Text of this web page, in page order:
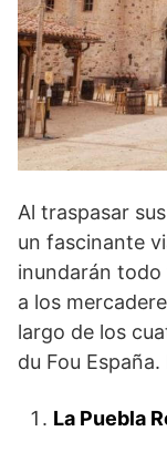
Al traspasar
un fascinante
inundarán
a los
largo de los
du Fou
La Puebla